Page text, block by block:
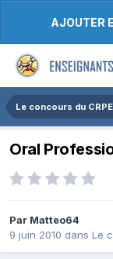
AJOUTER
Le concours du CRPE
Oral
Par Matteo64
9 juin 2010 dans Le